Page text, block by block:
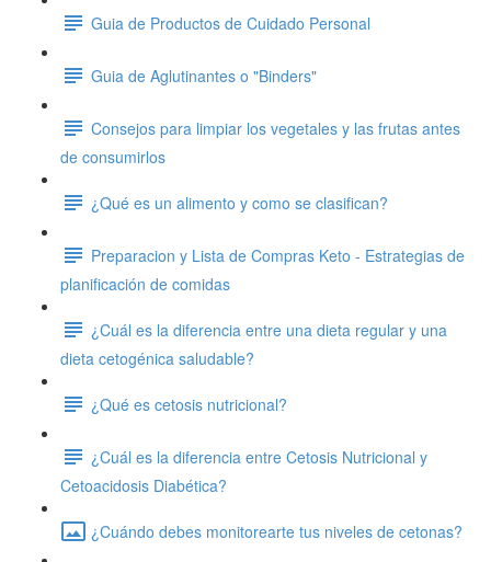
Guia de Productos de Cuidado Personal
Guia de Aglutinantes o "Binders"
Consejos para limpiar los vegetales y las frutas antes
de consumirlos
¿Qué es un alimento y como se clasifican?
Preparacion y Lista de Compras Keto - Estrategias de
planificación de comidas
¿Cuál es la diferencia entre una dieta regular y una
dieta cetogénica saludable?
¿Qué es cetosis nutricional?
¿Cuál es la diferencia entre Cetosis Nutricional y
Cetoacidosis Diabética?
¿Cuándo debes monitorearte tus niveles de cetonas?